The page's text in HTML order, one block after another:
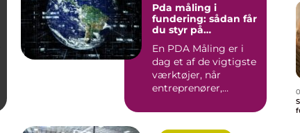
Pda måling i
fundering: sådan får
du styr på
En PDA Måling er i
dag et af de vigtigste
værktøjer, når
entreprenører,
rådgivere vil d...